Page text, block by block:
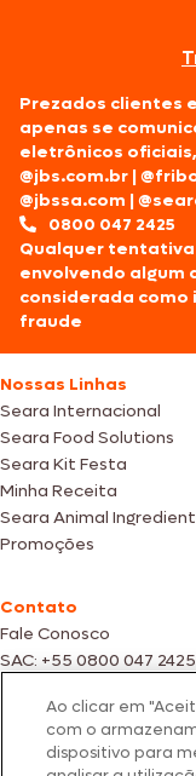
Prezados clientes
apenas se
eletrônicos
@jbs.com.br |
@jbssa.com |
0800 047 2425
Qualquer
envolvendo
considerada
fraude
Nossas Linhas
Seara Internacional
Seara Food Solutions
Seara Kit Festa
Minha Receita
Seara Animal
Promoções
Contato
Fale Conosco
SAC: +55 0800 047 2425
Fotos meramente
estoques dos nossos
de dados.
Ao clicar em
com o
dispositivo para